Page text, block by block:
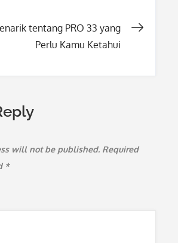
tentang PRO 33 yang
Perlu Kamu Ketahui
will not be published. Required
*